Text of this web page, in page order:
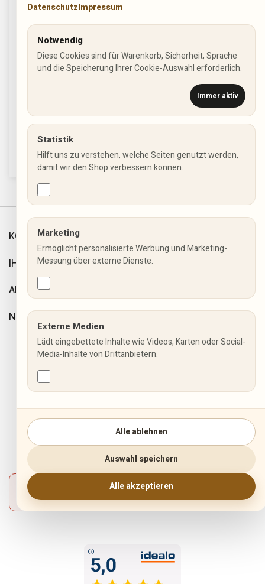
Wir sind nicht nur online für Sie da, sondern auch mit
einem Ladenlokal in Pinneberg.
Dingstätte 16a, 25421 Pinneberg
KONTAKT
IHR KONTO
ARTIKEL
NEWSLETTER
INFORMATIONEN
Allgemeine Geschäftsbedingungen
Fuji Aktionen
Impressum
Datenschutzbestimmungen
Widerrufsbelehrung
Zahlung und Versand
Vertrag widerrufen
DatenschutzImpressum
Notwendig
Diese Cookies sind für Warenkorb, Sicherheit, Sprache
und die Speicherung Ihrer Cookie-Auswahl erforderlich.
Immer aktiv
Statistik
Hilft uns zu verstehen, welche Seiten genutzt werden,
damit wir den Shop verbessern können.
Marketing
Ermöglicht personalisierte Werbung und Marketing-
Messung über externe Dienste.
Externe Medien
Lädt eingebettete Inhalte wie Videos, Karten oder Social-
Media-Inhalte von Drittanbietern.
Alle ablehnen
Auswahl speichern
Alle akzeptieren